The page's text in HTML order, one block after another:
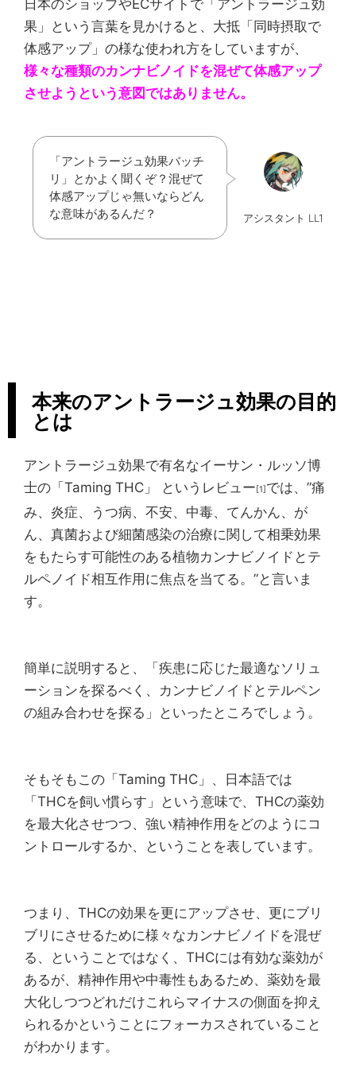
日本のショップやECサイトで「アントラージュ効
果」という言葉を見かけると、大抵「同時摂取で
体感アップ」の様な使われ方をしていますが、
様々な種類のカンナビノイドを混ぜて体感アップ
させようという意図ではありません。
「アントラージュ効果バッチ
リ」とかよく聞くぞ？混ぜて
体感アップじゃ無いならどん
な意味があるんだ？
アシスタント LL1
本来のアントラージュ効果の目的
とは
アントラージュ効果で有名なイーサン・ルッソ博
士の「Taming THC」 というレビュー[1]では、”痛
み、炎症、うつ病、不安、中毒、てんかん、が
ん、真菌および細菌感染の治療に関して相乗効果
をもたらす可能性のある植物カンナビノイドとテ
ルペノイド相互作用に焦点を当てる。”と言いま
す。
簡単に説明すると、「疾患に応じた最適なソリュ
ーションを探るべく、カンナビノイドとテルペン
の組み合わせを探る」といったところでしょう。
そもそもこの「Taming THC」、日本語では
「THCを飼い慣らす」という意味で、THCの薬効
を最大化させつつ、強い精神作用をどのようにコ
ントロールするか、ということを表しています。
つまり、THCの効果を更にアップさせ、更にブリ
ブリにさせるために様々なカンナビノイドを混ぜ
る、ということではなく、THCには有効な薬効が
あるが、精神作用や中毒性もあるため、薬効を最
大化しつつどれだけこれらマイナスの側面を抑え
られるかということにフォーカスされていること
がわかります。